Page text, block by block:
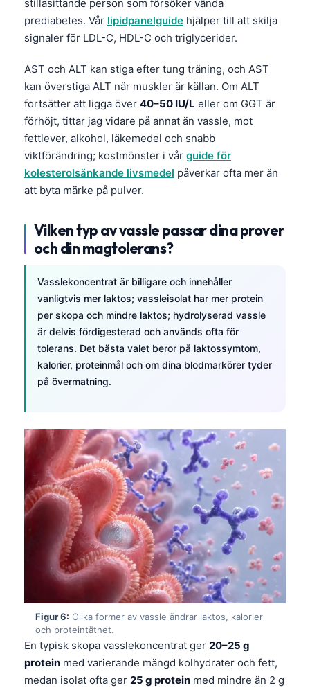
stillasittande person som försöker vända
prediabetes. Vår lipidpanelguide hjälper till att skilja
signaler för LDL-C, HDL-C och triglycerider.
AST och ALT kan stiga efter tung träning, och AST
kan överstiga ALT när muskler är källan. Om ALT
fortsätter att ligga över 40–50 IU/L eller om GGT är
förhöjt, tittar jag vidare på annat än vassle, mot
fettlever, alkohol, läkemedel och snabb
viktförändring; kostmönster i vår guide för
kolesterolsänkande livsmedel påverkar ofta mer än
att byta märke på pulver.
Vilken typ av vassle passar dina prover
och din magtolerans?
Vasslekoncentrat är billigare och innehåller
vanligtvis mer laktos; vassleisolat har mer protein
per skopa och mindre laktos; hydrolyserad vassle
är delvis fördigesterad och används ofta för
tolerans. Det bästa valet beror på laktossymtom,
kalorier, proteinmål och om dina blodmarkörer tyder
på övermatning.
Figur 6: Olika former av vassle ändrar laktos, kalorier
och proteintäthet.
En typisk skopa vasslekoncentrat ger 20–25 g
protein med varierande mängd kolhydrater och fett,
medan isolat ofta ger 25 g protein med mindre än 2 g
Беларуская мова
Esperanto
Frysk
Ślōnskŏ gŏdka
Norsk bokmål